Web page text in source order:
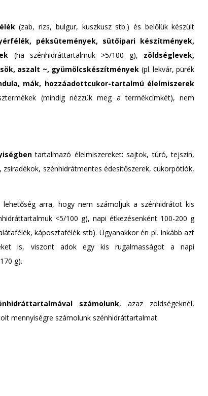
(zab, rizs, bulgur, kuszkusz stb.) és belőlük készült
péksütemények, sütőipari készítmények,
(ha szénhidráttartalmuk >5/100 g), zöldséglevek,
aszalt ~, gyümölcskészítmények (pl. lekvár, pürék
mák, hozzáadottcukor-tartalmú élelmiszerek
(mindig nézzük meg a termékcímkét), nem
tartalmazó élelmiszereket: sajtok, túró, tejszín,
szénhidrátmentes édesítőszerek, cukorpótlók,
arra, hogy nem számoljuk a szénhidrátot kis
<5/100 g), napi étkezésenként 100-200 g
káposztafélék stb). Ugyanakkor én pl. inkább azt
is, viszont adok egy kis rugalmasságot a napi
g).
számolunk, azaz zöldségeknél,
mennyiségre számolunk szénhidráttartalmat.